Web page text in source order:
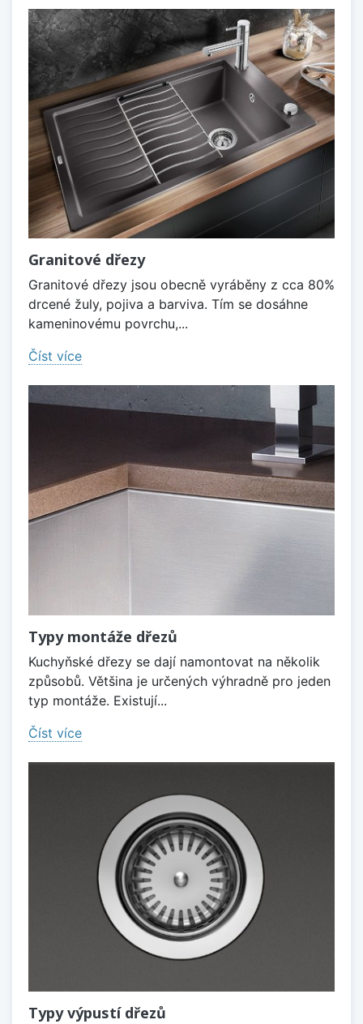
Granitové dřezy
Granitové dřezy jsou obecně vyráběny z cca 80%
drcené žuly, pojiva a barviva. Tím se dosáhne
kameninovému povrchu,...
Číst více
Typy montáže dřezů
Kuchyňské dřezy se dají namontovat na několik
způsobů. Většina je určených výhradně pro jeden
typ montáže. Existují...
Číst více
Typy výpustí dřezů